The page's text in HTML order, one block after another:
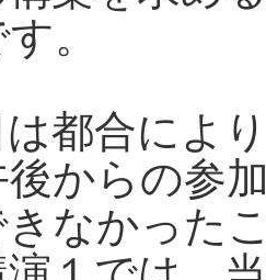
。
都合によ
からの参
きなかった